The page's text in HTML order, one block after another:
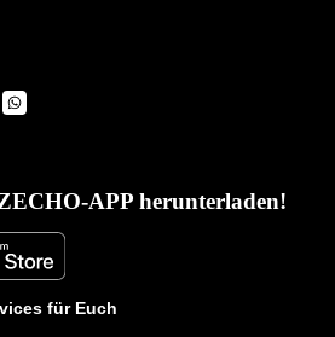
APP herunterladen!
für Euch